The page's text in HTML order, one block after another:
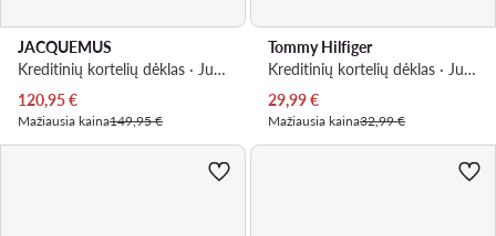
JACQUEMUS
Kreditinių kortelių dėklas · Juoda
Dabartinė kaina
120,95€
Mažiausia kaina149,95 €
Tommy Hilfiger
Kreditinių kortelių dėklas · Juoda
Dabartinė kaina
29,99€
Mažiausia kaina32,99 €